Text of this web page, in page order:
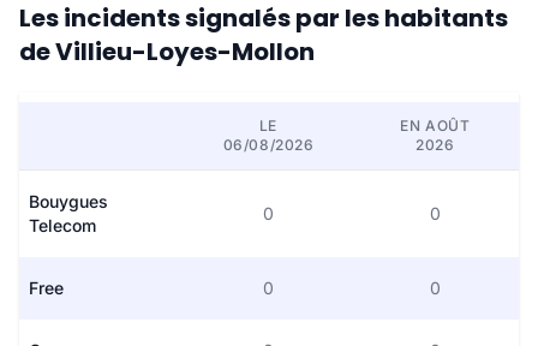
Les incidents signalés par les habitants
de Villieu-Loyes-Mollon
LE
06/08/2026
EN AOÛT
2026
Bouygues
Telecom
0 0
Free 0 0